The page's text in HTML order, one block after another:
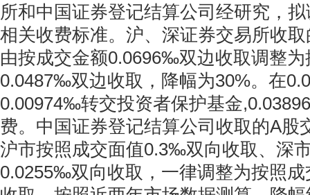
所和中国证券登记结算公司经研究，
相关收费标准。沪、深证券交易所收
由按成交金额0.0696‰双边收取调整为
0.0487‰双边收取，降幅为30%。在
0.00974‰转交投资者保护基金
费。中国证券登记结算公司收取的A股
沪市按照成交面值0.3‰双向收取、深
0.0255‰双向收取，一律调整为按照